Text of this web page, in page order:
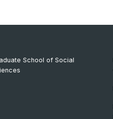
School of Social